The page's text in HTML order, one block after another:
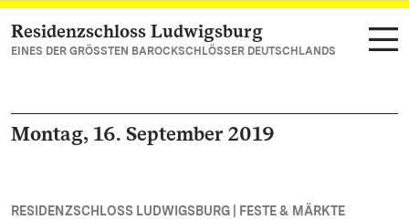
Zum Hauptinhalt springen
Residenzschloss Ludwigsburg
EINES DER GRÖSSTEN BAROCKSCHLÖSSER DEUTSCHLANDS
Montag, 16. September 2019
RESIDENZSCHLOSS LUDWIGSBURG | FESTE & MÄRKTE